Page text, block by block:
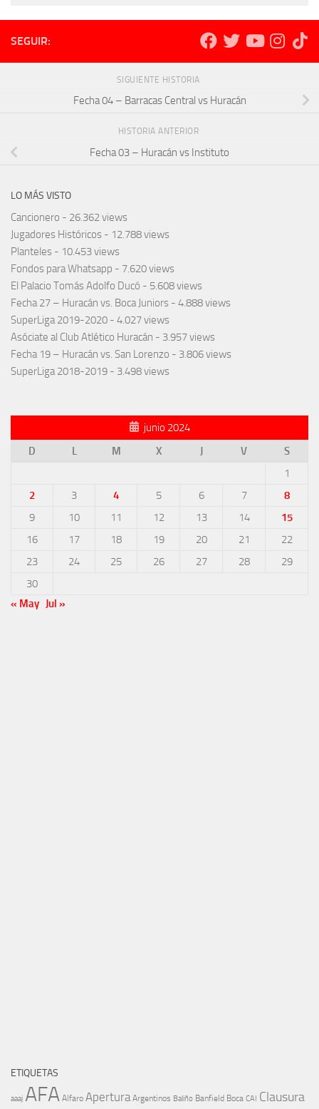
SEGUIR:
SIGUIENTE HISTORIA
Fecha 04 – Barracas Central vs Huracán
HISTORIA ANTERIOR
Fecha 03 – Huracán vs Instituto
LO MÁS VISTO
Cancionero - 26.362 views
Jugadores Históricos - 12.788 views
Planteles - 10.453 views
Fondos para Whatsapp - 7.620 views
El Palacio Tomás Adolfo Ducó - 5.608 views
Fecha 27 – Huracán vs. Boca Juniors - 4.888 views
SuperLiga 2019-2020 - 4.027 views
Asóciate al Club Atlético Huracán - 3.957 views
Fecha 19 – Huracán vs. San Lorenzo - 3.806 views
SuperLiga 2018-2019 - 3.498 views
junio 2024
D
L M X J V
S
1
2
3 4 5 6 7
8
9
10 11 12 13 14
15
16
17 18 19 20 21
22
23
24 25 26 27 28
29
30
« May Jul »
ETIQUETAS
aaaj AFA Alfaro Apertura Argentinos Baliño Banfield Boca CAI Clausura